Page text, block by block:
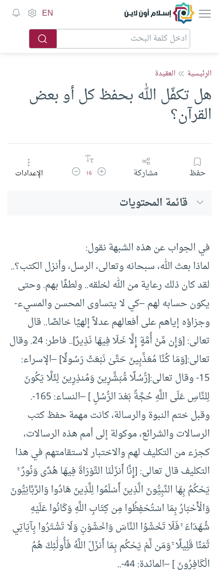
إسلام أون لاين EN
الرئيسية العقيدة
هل تكفّل الله بحفظ كل أو بعض
القرآن؟
حفظ مشاركة زيادة حجم الخط
16 تقليل حجم الخطالإعدادات
قائمة المحتويات
في الجواب عن هذه الشبهة نقول:
لماذا بعث الله، سبحانه وتعالى، الرسل، وأنزل الكتب؟..
لقد كان ذلك رعاية من الله لخلقه.. ولطفًا بهم. وحتى
يكون حسابه لهم –كي لا يتساوى المحسن والمسيء-
وجزاؤه إياهم على أفعالهم عدلاً إلهيًا خالصًا.. قال
تعالى: [وَإِن مِّنْ أُمَّةٍ إِلَّا خَلَا فِيهَا نَذِيرٌ].. فاطر: 24. وقال
تعالى:[وَمَا كُنَّا مُعَذِّبِينَ حَتَّىٰ نَبْعَثَ رَسُولًا] –الإسراء:
15- وقال تعالى:[رُّسُلًا مُّبَشِّرِينَ وَمُنذِرِينَ لِئَلَّا يَكُونَ
لِلنَّاسِ عَلَى اللَّهِ حُجَّةٌ بَعْدَ الرُّسُلِ ] –النساء: 165-.
وقبل ختم النبوة والرسالة، كانت مهمة حفظ كتب
الرسالات والشرائع، موكولة إلى أمم هذه الرسالات،
كجزء من التكليف لهم والاختبار لاستقامتهم في هذا
التكليف قال تعالى: [إِنَّا أَنزَلْنَا التَّوْرَاةَ فِيهَا هُدًى وَنُورٌ ۚ
يَحْكُمُ بِهَا النَّبِيُّونَ الَّذِينَ أَسْلَمُوا لِلَّذِينَ هَادُوا وَالرَّبَّانِيُّونَ
وَالْأَحْبَارُ بِمَا اسْتُحْفِظُوا مِن كِتَابِ اللَّهِ وَكَانُوا عَلَيْهِ
شُهَدَاءَ ۚ فَلَا تَخْشَوُا النَّاسَ وَاخْشَوْنِ وَلَا تَشْتَرُوا بِآيَاتِي
ثَمَنًا قَلِيلًا ۚ وَمَن لَّمْ يَحْكُم بِمَا أَنزَلَ اللَّهُ فَأُولَٰئِكَ هُمُ
الْكَافِرُونَ ] –المائدة: 44-..